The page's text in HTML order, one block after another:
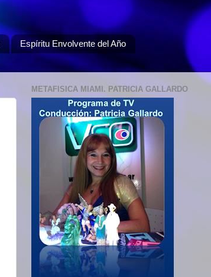
Espíritu Envolvente del Año
METAFISICA MIAMI. PATRICIA GALLARDO